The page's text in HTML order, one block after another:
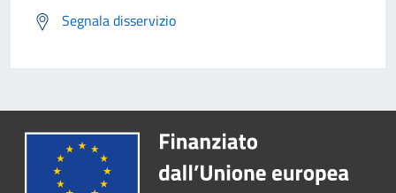
Segnala disservizio